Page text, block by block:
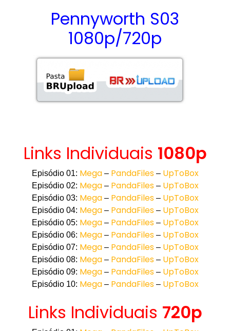
Pennyworth S03
1080p/720p
Links Individuais 1080p
Episódio 01: Mega– PandaFiles– UpToBox
Episódio 02: Mega– PandaFiles– UpToBox
Episódio 03: Mega– PandaFiles– UpToBox
Episódio 04: Mega– PandaFiles– UpToBox
Episódio 05: Mega– PandaFiles– UpToBox
Episódio 06: Mega– PandaFiles– UpToBox
Episódio 07: Mega– PandaFiles – UpToBox
Episódio 08: Mega– PandaFiles– UpToBox
Episódio 09: Mega– PandaFiles– UpToBox
Episódio 10: Mega– PandaFiles– UpToBox
Links Individuais 720p